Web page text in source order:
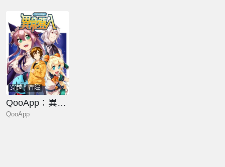
穿越 冒險
QooApp：異常登入
QooApp